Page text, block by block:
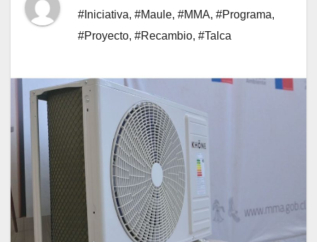
#Iniciativa, #Maule, #MMA, #Programa,
#Proyecto, #Recambio, #Talca